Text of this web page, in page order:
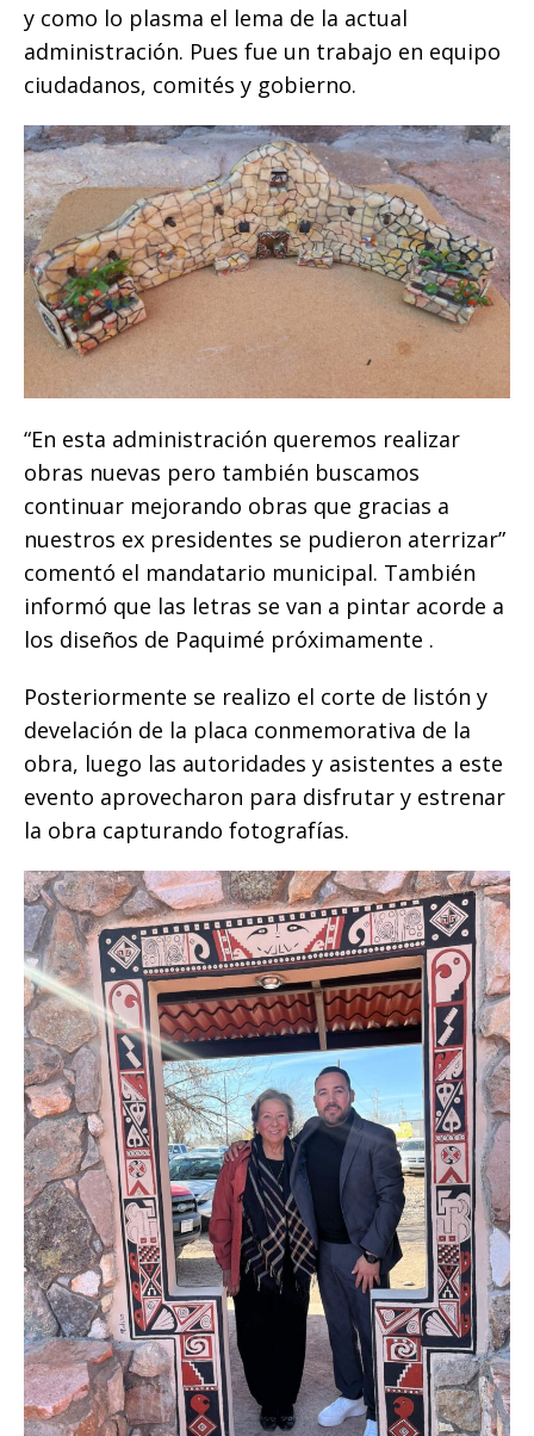
y como lo plasma el lema de la actual
administración. Pues fue un trabajo en equipo
ciudadanos, comités y gobierno.
“En esta administración queremos realizar
obras nuevas pero también buscamos
continuar mejorando obras que gracias a
nuestros ex presidentes se pudieron aterrizar”
comentó el mandatario municipal. También
informó que las letras se van a pintar acorde a
los diseños de Paquimé próximamente .
Posteriormente se realizo el corte de listón y
develación de la placa conmemorativa de la
obra, luego las autoridades y asistentes a este
evento aprovecharon para disfrutar y estrenar
la obra capturando fotografías.